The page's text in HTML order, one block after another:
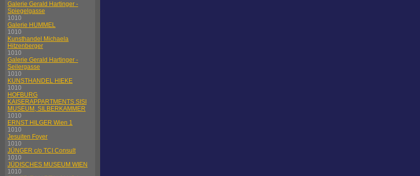
Galerie Gerald Hartinger -
Spiegelgasse
1010
Galerie HUMMEL
1010
Kunsthandel Michaela
Hitzenberger
1010
Galerie Gerald Hartinger -
Seilergasse
1010
KUNSTHANDEL HIEKE
1010
HOFBURG
KAISERAPPARTMENTS SISI
MUSEUM, SILBERKAMMER
1010
ERNST HILGER Wien 1
1010
Jesuiten Foyer
1010
JÜNGER c/o TCI Consult
1010
JÜDISCHES MUSEUM WIEN
1010